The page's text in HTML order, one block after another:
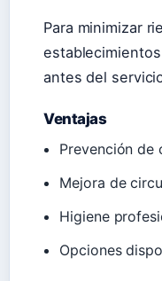
Para minimizar
antes del
Ventajas
Prevención de
Mejora de
Higiene
Opciones